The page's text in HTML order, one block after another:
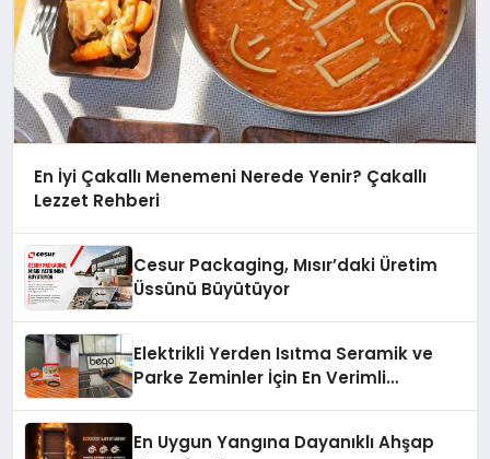
En İyi Çakallı Menemeni Nerede Yenir? Çakallı
Lezzet Rehberi
Cesur Packaging, Mısır’daki Üretim
Üssünü Büyütüyor
Elektrikli Yerden Isıtma Seramik ve
Parke Zeminler İçin En Verimli
En Uygun Yangına Dayanıklı Ahşap